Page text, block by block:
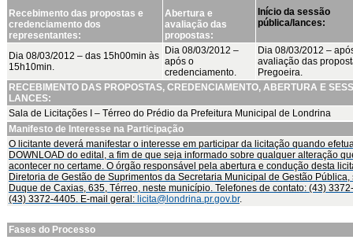
Recebimento das propostas e
credenciamento dos
representantes:
Abertura e
avaliação das
propostas:
Início da sessão
pública/lances:
Dia 08/03/2012 – das 15h00min às
15h10min.
Dia 08/03/2012 –
após o
credenciamento.
Dia 08/03/2012 –
avaliação das
Pregoeira.
RECEBIMENTO DAS PROPOSTAS, CREDENCIAMENTO, ABERTURA E
LANCES:
Sala de Licitações I – Térreo do Prédio da Prefeitura Municipal de Londrina
Manifesto de Interesse na Participação
O licitante deverá manifestar o interesse em participar da licitação quando
DOWNLOAD do edital, a fim de que seja informado sobre qualquer alteração
acontecer no certame. O órgão responsável pela abertura e condução desta
Diretoria de Gestão de Suprimentos da Secretaria Municipal de Gestão Pública,
Duque de Caxias, 635, Térreo, neste município. Telefones de contato: (43)
(43) 3372-4405. E-mail geral: licita@londrina.pr.gov.br.
Fases do Processo